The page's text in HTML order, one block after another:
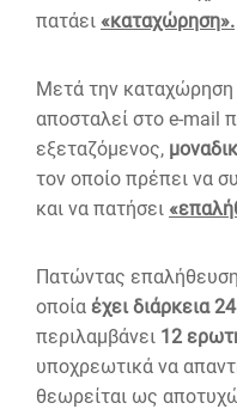
πατάει «καταχώρηση».
Μετά την
αποσταλεί στο e-mail
εξεταζόμενος,
τον οποίο πρέπει να
και να πατήσει
Πατώντας
οποία έχει διάρκεια
περιλαμβάνει 12
υποχρεωτικά να
θεωρείται ως